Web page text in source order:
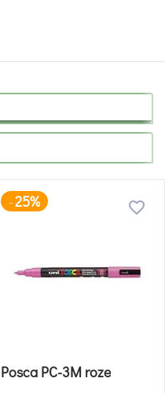
-25%
Posca PC-3M roze